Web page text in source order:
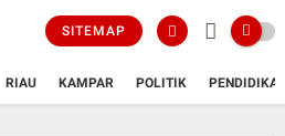
SITEMAP
RIAU KAMPAR POLITIK